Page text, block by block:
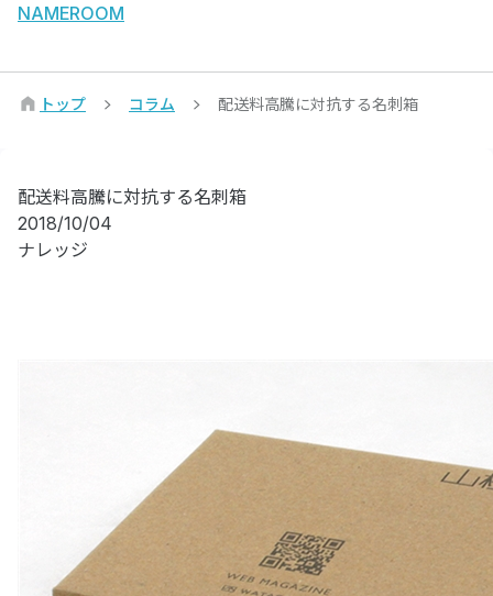
NAMEROOM
トップ コラム 配送料高騰に対抗する名刺箱
配送料高騰に対抗する名刺箱
2018/10/04
ナレッジ